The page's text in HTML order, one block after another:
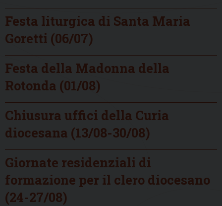
Festa liturgica di Santa Maria
Goretti (06/07)
Festa della Madonna della
Rotonda (01/08)
Chiusura uffici della Curia
diocesana (13/08-30/08)
Giornate residenziali di
formazione per il clero diocesano
(24-27/08)